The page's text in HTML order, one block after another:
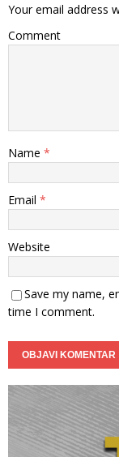
Your email address
Comment
Name *
Email *
Website
Save my name,
time I comment.